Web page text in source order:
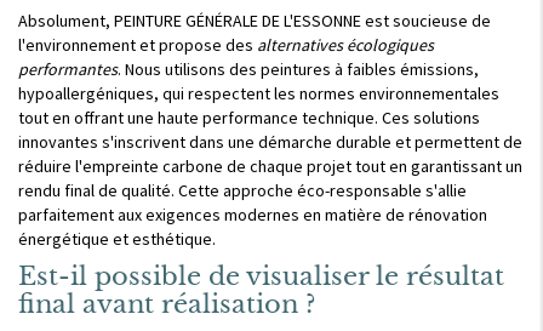
Absolument, PEINTURE GÉNÉRALE DE L'ESSONNE est soucieuse de
l'environnement et propose des alternatives écologiques
performantes. Nous utilisons des peintures à faibles émissions,
hypoallergéniques, qui respectent les normes environnementales
tout en offrant une haute performance technique. Ces solutions
innovantes s'inscrivent dans une démarche durable et permettent de
réduire l'empreinte carbone de chaque projet tout en garantissant un
rendu final de qualité. Cette approche éco-responsable s'allie
parfaitement aux exigences modernes en matière de rénovation
énergétique et esthétique.
Est-il possible de visualiser le résultat
final avant réalisation ?